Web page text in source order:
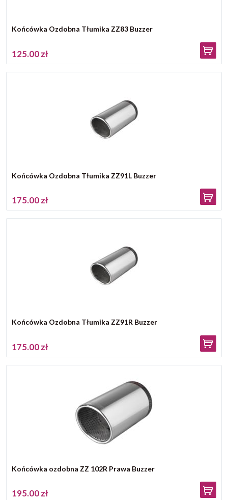
Końcówka Ozdobna Tłumika ZZ83 Buzzer
125.00 zł
Końcówka Ozdobna Tłumika ZZ91L Buzzer
175.00 zł
Końcówka Ozdobna Tłumika ZZ91R Buzzer
175.00 zł
Końcówka ozdobna ZZ 102R Prawa Buzzer
195.00 zł